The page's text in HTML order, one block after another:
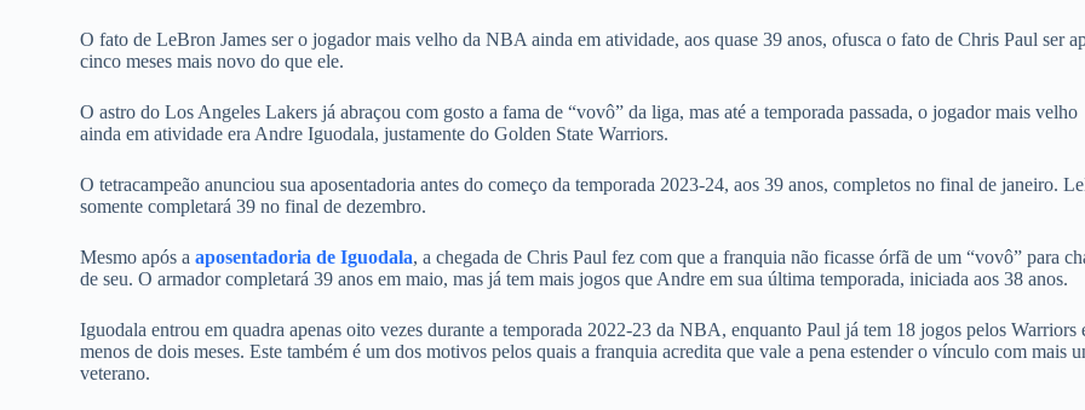
O fato de LeBron James ser o jogador mais velho da NBA ainda em atividade, aos quase 39 anos, ofusca o fato de Chris Paul ser
cinco meses mais novo do que ele.
O astro do Los Angeles Lakers já abraçou com gosto a fama de “vovô” da liga, mas até a temporada passada, o jogador mais velho
ainda em atividade era Andre Iguodala, justamente do Golden State Warriors.
O tetracampeão anunciou sua aposentadoria antes do começo da temporada 2023-24, aos 39 anos, completos no final de janeiro.
somente completará 39 no final de dezembro.
Mesmo após aaposentadoria de Iguodala, a chegada de Chris Paul fez com que a franquia não ficasse órfã de um “vovô” para
de seu. O armador completará 39 anos em maio, mas já tem mais jogos que Andre em sua última temporada, iniciada aos 38 anos.
Iguodala entrou em quadra apenas oito vezes durante a temporada 2022-23 da NBA, enquanto Paul já tem 18 jogos pelos Warriors
menos de dois meses. Este também é um dos motivos pelos quais a franquia acredita que vale a pena estender o vínculo com mais
veterano.